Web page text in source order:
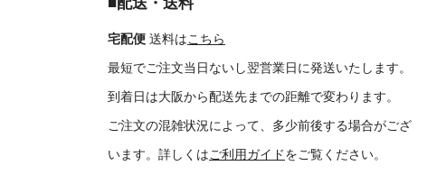
■配送・送料
宅配便 送料はこちら
最短でご注文当日ないし翌営業日に発送いたします。
到着日は大阪から配送先までの距離で変わります。
ご注文の混雑状況によって、多少前後する場合がござ
います。詳しくはご利用ガイドをご覧ください。